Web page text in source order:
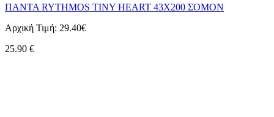
ΠΑΝΤΑ RYTHMOS TINY HEART 43X200 ΣΟΜΟΝ
Αρχική Τιμή: 29.40€
25.90 €